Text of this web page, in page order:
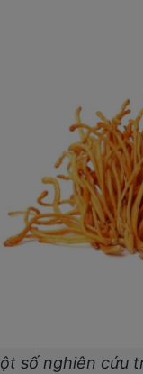
số nghiên cứu